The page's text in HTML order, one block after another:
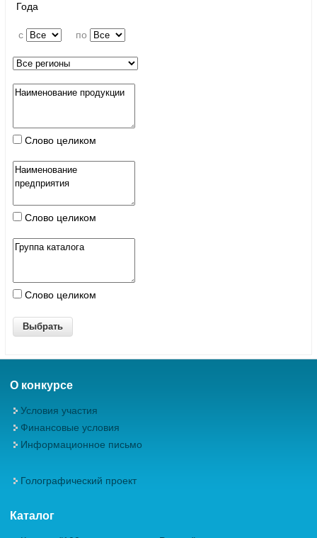
Года
c по
Слово целиком
Слово целиком
Слово целиком
О конкурсе
Условия участия
Финансовые условия
Информационное письмо
Голографический проект
Каталог